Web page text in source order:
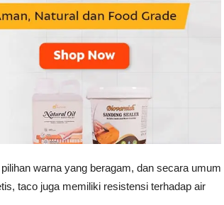
warna yang beragam, dan secara umum
taco juga memiliki resistensi terhadap air